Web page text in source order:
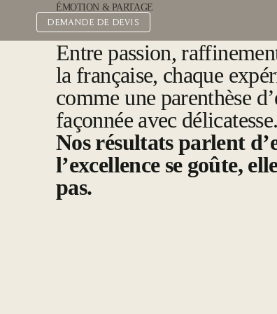
DEMANDE DE DEVIS
ÉMOTION & PARTAGE
Entre passion,
la française, chaque
comme une parenthèse
façonnée avec délicatesse.
Nos résultats parlent
l’excellence se goûte,
pas.